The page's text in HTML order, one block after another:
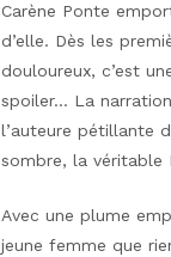
Carène Ponte
d’elle. Dès les
douloureux, c’est
spoiler… La
l’auteure pétillante
sombre, la véritable
Avec une plume
jeune femme que